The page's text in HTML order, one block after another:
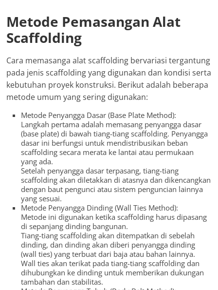
Metode Pemasangan Alat
Scaffolding
Cara memasanga alat scaffolding bervariasi tergantung
pada jenis scaffolding yang digunakan dan kondisi serta
kebutuhan proyek konstruksi. Berikut adalah beberapa
metode umum yang sering digunakan:
Metode Penyangga Dasar (Base Plate Method):
Langkah pertama adalah memasang penyangga dasar
(base plate) di bawah tiang-tiang scaffolding. Penyangga
dasar ini berfungsi untuk mendistribusikan beban
scaffolding secara merata ke lantai atau permukaan
yang ada.
Setelah penyangga dasar terpasang, tiang-tiang
scaffolding akan diletakkan di atasnya dan dikencangkan
dengan baut pengunci atau sistem penguncian lainnya
yang sesuai.
Metode Penyangga Dinding (Wall Ties Method):
Metode ini digunakan ketika scaffolding harus dipasang
di sepanjang dinding bangunan.
Tiang-tiang scaffolding akan ditempatkan di sebelah
dinding, dan dinding akan diberi penyangga dinding
(wall ties) yang terbuat dari baja atau bahan lainnya.
Wall ties akan terikat pada tiang-tiang scaffolding dan
dihubungkan ke dinding untuk memberikan dukungan
tambahan dan stabilitas.